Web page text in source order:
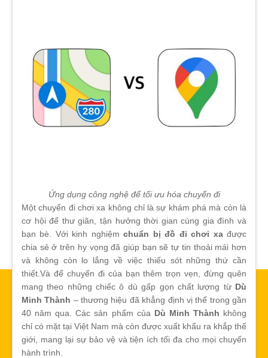
Ứng dụng công nghệ để tối ưu hóa chuyến đi
Một chuyến đi chơi xa không chỉ là sự khám phá mà còn là
cơ hội để thư giãn, tận hưởng thời gian cùng gia đình và
bạn bè. Với kinh nghiệmchuẩn bị đồ đi chơi xađược
chia sẻ ở trên hy vọng đã giúp bạn sẽ tự tin thoải mái hơn
và không còn lo lắng về việc thiếu sót những thứ cần
thiết.Và để chuyến đi của bạn thêm trọn vẹn, đừng quên
mang theo những chiếc ô dù gấp gọn chất lượng từ Dù
Minh Thành – thương hiệu đã khẳng định vị thế trong gần
40 năm qua. Các sản phẩm của Dù Minh Thành không
chỉ có mặt tại Việt Nam mà còn được xuất khẩu ra khắp thế
giới, mang lại sự bảo vệ và tiện ích tối đa cho mọi chuyến
hành trình.